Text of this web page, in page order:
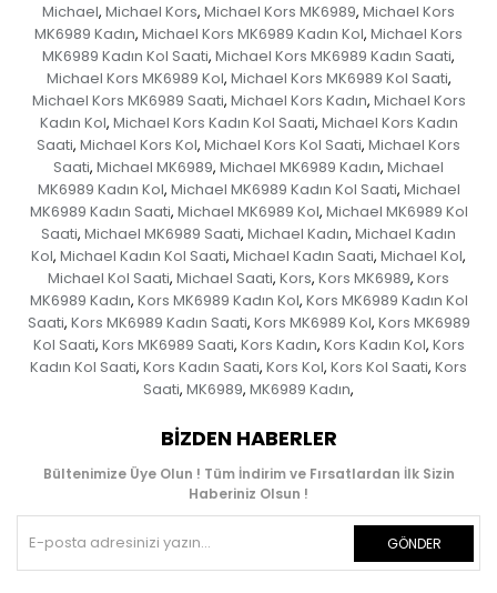
Michael, Michael Kors, Michael Kors MK6989, Michael Kors
MK6989 Kadın, Michael Kors MK6989 Kadın Kol, Michael Kors
MK6989 Kadın Kol Saati, Michael Kors MK6989 Kadın Saati,
Michael Kors MK6989 Kol, Michael Kors MK6989 Kol Saati,
Michael Kors MK6989 Saati, Michael Kors Kadın, Michael Kors
Kadın Kol, Michael Kors Kadın Kol Saati, Michael Kors Kadın
Saati, Michael Kors Kol, Michael Kors Kol Saati, Michael Kors
Saati, Michael MK6989, Michael MK6989 Kadın, Michael
MK6989 Kadın Kol, Michael MK6989 Kadın Kol Saati, Michael
MK6989 Kadın Saati, Michael MK6989 Kol, Michael MK6989 Kol
Saati, Michael MK6989 Saati, Michael Kadın, Michael Kadın
Kol, Michael Kadın Kol Saati, Michael Kadın Saati, Michael Kol,
Michael Kol Saati, Michael Saati, Kors, Kors MK6989, Kors
MK6989 Kadın, Kors MK6989 Kadın Kol, Kors MK6989 Kadın Kol
Saati, Kors MK6989 Kadın Saati, Kors MK6989 Kol, Kors MK6989
Kol Saati, Kors MK6989 Saati, Kors Kadın, Kors Kadın Kol, Kors
Kadın Kol Saati, Kors Kadın Saati, Kors Kol, Kors Kol Saati, Kors
Saati, MK6989, MK6989 Kadın,
BIZDEN HABERLER
Bültenimize Üye Olun ! Tüm İndirim ve Fırsatlardan İlk Sizin
Haberiniz Olsun !
GÖNDER